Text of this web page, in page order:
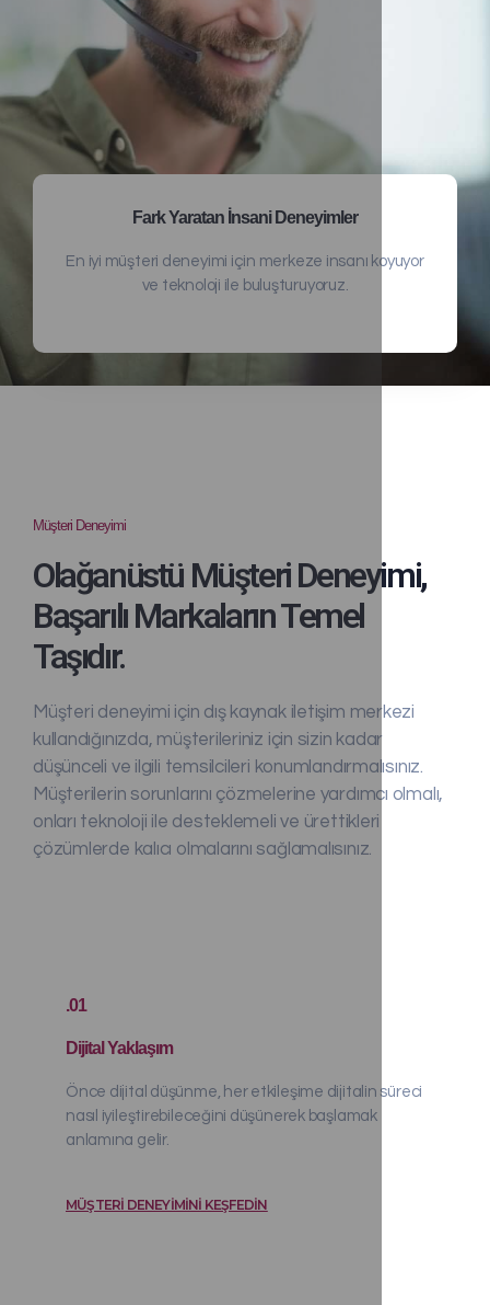
Fark Yaratan İnsani Deneyimler
En iyi müşteri deneyimi için merkeze insanı koyuyor
ve teknoloji ile buluşturuyoruz.
Müşteri Deneyimi
Olağanüstü Müşteri Deneyimi,
Başarılı Markaların Temel
Taşıdır.
Müşteri deneyimi için dış kaynak iletişim merkezi
kullandığınızda, müşterileriniz için sizin kadar
düşünceli ve ilgili temsilcileri konumlandırmalısınız.
Müşterilerin sorunlarını çözmelerine yardımcı olmalı,
onları teknoloji ile desteklemeli ve ürettikleri
çözümlerde kalıcı olmalarını sağlamalısınız.
.01
Dijital Yaklaşım
Önce dijital düşünme, her etkileşime dijitalin süreci
nasıl iyileştirebileceğini düşünerek başlamak
anlamına gelir.
MÜŞTERI DENEYIMINI KEŞFEDIN